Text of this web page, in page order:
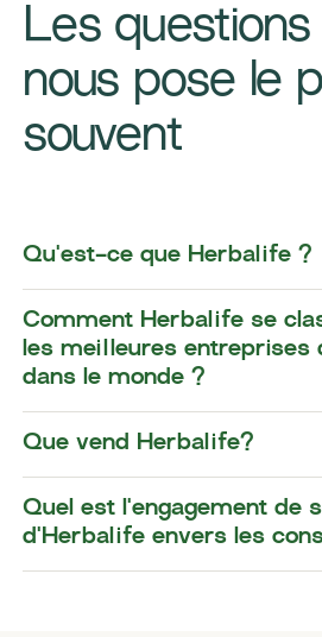
Les questions
nous pose le
souvent
Qu'est-ce que Herbalife ?
Comment Herbalife se
les meilleures entreprises
dans le monde ?
Que vend Herbalife?
Quel est l'engagement de
d'Herbalife envers les